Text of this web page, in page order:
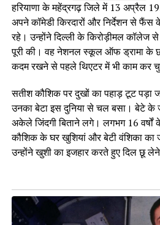
हरियाणा के महेंद्रगढ़ जिले में 13 अप्रैल
अपने कॉमेडी किरदारों और निर्देशन से
रहे। उन्होंने दिल्ली के किरोड़ीमल कॉलेज
पूरी की।‌ वह नेशनल स्कूल ऑफ ड्रामा के
कदम रखने से पहले थिएटर में भी काम कर
सतीश कौशिक पर दुखों का पहाड़ टूट पड़ा
उनका बेटा इस दुनिया से चल बसा। बेटे के
अकेले जिंदगी बिताने लगे। लगभग 16
कौशिक के घर खुशियां और बेटी वंशिका
उन्होंने खुशी का इजहार करते हुए दिल छू लेने